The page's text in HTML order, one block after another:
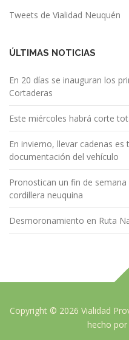
Tweets de Vialidad Neuquén
ÚLTIMAS NOTICIAS
En 20 días se inauguran los
Cortaderas
Este miércoles habrá corte
En invierno, llevar cadenas
documentación del vehículo
Pronostican un fin de
cordillera neuquina
Desmoronamiento en Ruta
Copyright © 2026 Vialidad
hecho